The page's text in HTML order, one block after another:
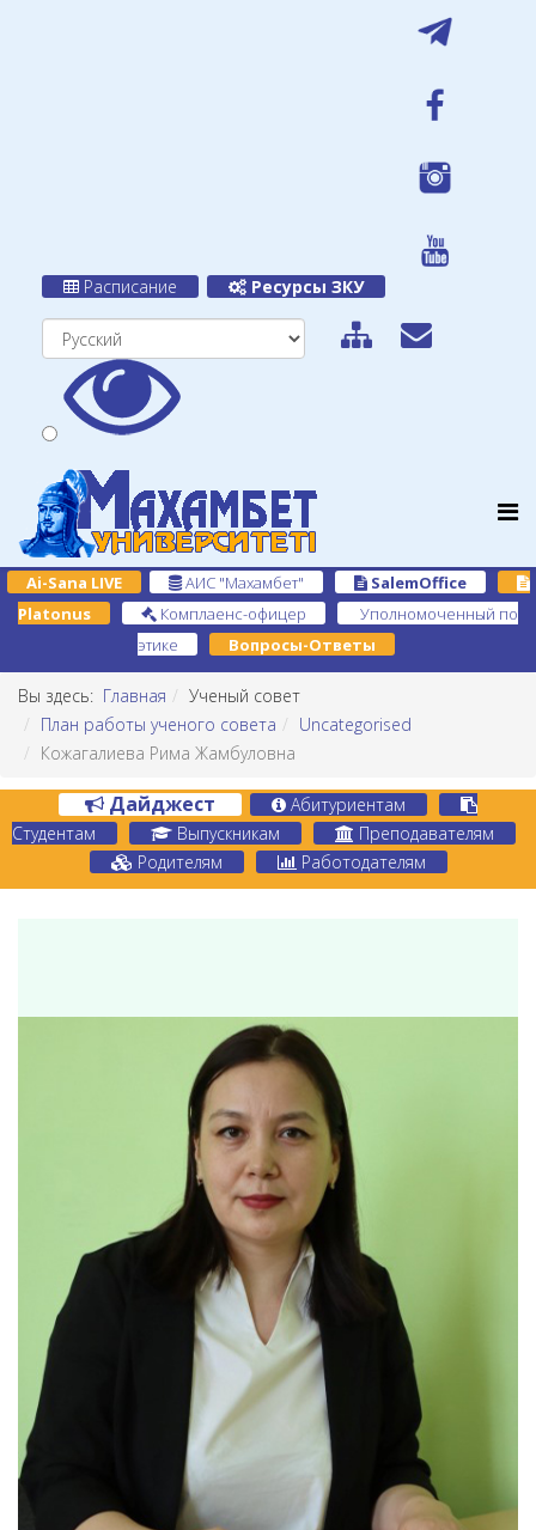
Расписание Ресурсы ЗКУ
Ai-Sana LIVE АИС "Махамбет"
SalemOffice
Platonus
Комплаенс-офицер
Уполномоченный по
этике
Вопросы-Ответы
Вы здесь: Главная
Ученый совет
План работы ученого совета
Uncategorised
Кожагалиева Рима Жамбуловна
Дайджест
Абитуриентам
Студентам
Выпускникам
Преподавателям
Родителям
Работодателям